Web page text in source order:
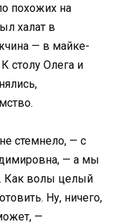
похожих на
халат в
— в майке-
столу Олега и
стемнело, — с
— а мы
Как волы целый
Ну, ничего,
—